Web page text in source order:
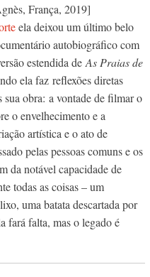
França, 2019]
ela deixou um último belo
autobiográfico com
estendida de As Praias de
ela faz reflexões diretas
sua obra: a vontade de filmar o
o envelhecimento e a
artística e o ato de
pelas pessoas comuns e os
da notável capacidade de
todas as coisas – um
uma batata descartada por
fará falta, mas o legado é